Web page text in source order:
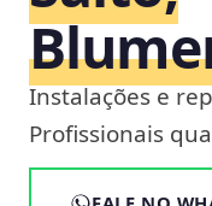
Instalações e
Profissionais